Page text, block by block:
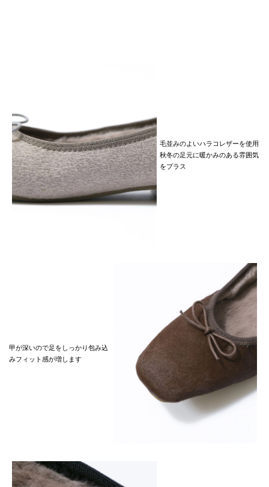
毛並みのよいハラコレザーを使用
秋冬の足元に暖かみのある雰囲気
をプラス
甲が深いので足をしっかり包み込
みフィット感が増します